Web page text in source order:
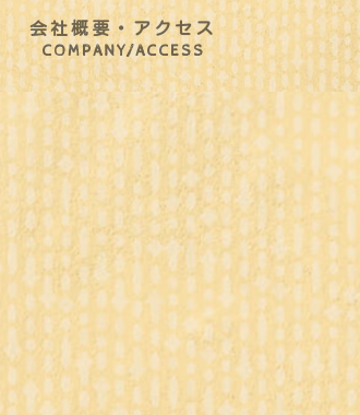
会社概要・アクセス
COMPANY/ACCESS